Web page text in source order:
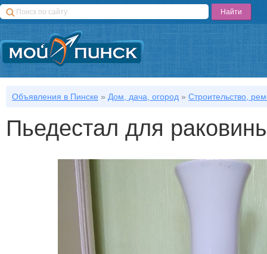
Объявления в Пинске » Дом, дача, огород » Строительство,
Пьедестал для